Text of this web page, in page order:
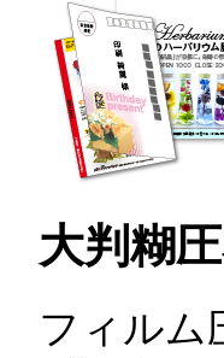
大判糊
フィルム